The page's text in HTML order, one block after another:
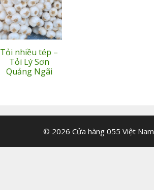
Tỏi nhiều tép –
Tỏi Lý Sơn
Quảng Ngãi
© 2026 Cửa hàng 055 Việt Nam